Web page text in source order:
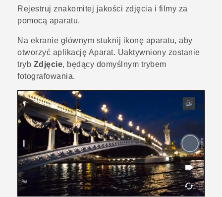
POMOC TECHNICZNA
Urządzenia i akcesoria HTC
Zaloguj się
Rejestruj znakomitej jakości zdjęcia i filmy za
pomocą aparatu.
Na ekranie głównym stuknij ikonę aparatu, aby
otworzyć aplikację Aparat. Uaktywniony zostanie
tryb Zdjęcie, będący domyślnym trybem
fotografowania.